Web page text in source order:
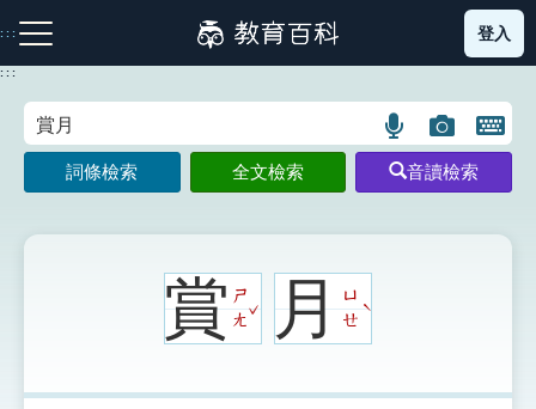
到
主
:::
注音索引圖示 筆畫索引圖示 部首索引表圖示
登入
:::
語
言
搜
圖
片
搜
開
鍵
圖
詞條檢索 全文檢索 音讀檢索
賞ㄕ
ㄤ
ˇ月ㄩ
ㄝ
ˋ